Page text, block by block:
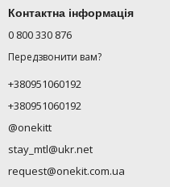
Контактна інформація
0 800 330 876
Передзвонити вам?
+380951060192
+380951060192
@onekitt
stay_mtl@ukr.net
request@onekit.com.ua